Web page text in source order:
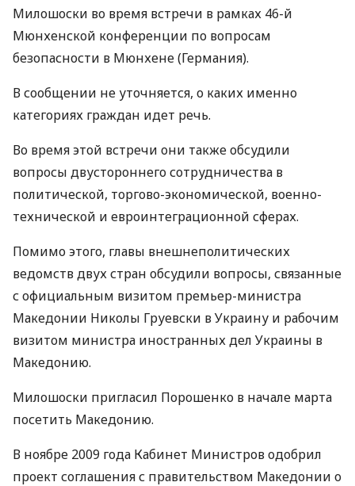
Милошоски во время встречи в рамках 46-й
Мюнхенской конференции по вопросам
безопасности в Мюнхене (Германия).
В сообщении не уточняется, о каких именно
категориях граждан идет речь.
Во время этой встречи они также обсудили
вопросы двустороннего сотрудничества в
политической, торгово-экономической, военно-
технической и евроинтеграционной сферах.
Помимо этого, главы внешнеполитических
ведомств двух стран обсудили вопросы, связанные
с официальным визитом премьер-министра
Македонии Николы Груевски в Украину и рабочим
визитом министра иностранных дел Украины в
Македонию.
Милошоски пригласил Порошенко в начале марта
посетить Македонию.
В ноябре 2009 года Кабинет Министров одобрил
проект соглашения с правительством Македонии о